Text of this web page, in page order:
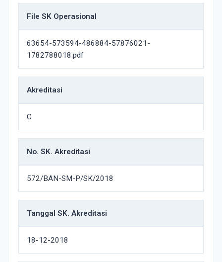
File SK Operasional
63654-573594-486884-57876021-
1782788018.pdf
Akreditasi
C
No. SK. Akreditasi
572/BAN-SM-P/SK/2018
Tanggal SK. Akreditasi
18-12-2018